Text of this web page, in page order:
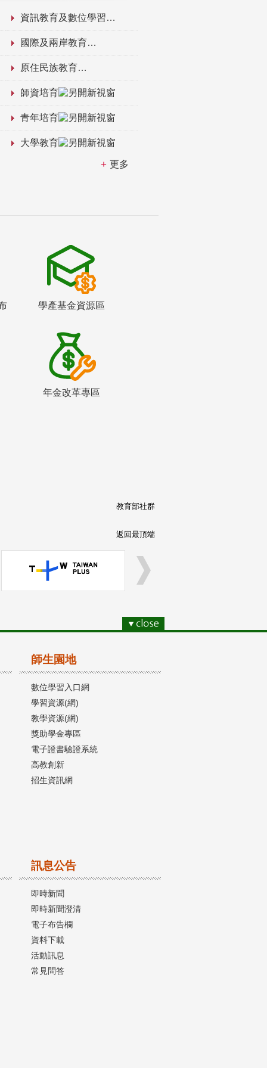
資訊教育及數位學習
國際及兩岸教育
原住民族教育
師資培育
青年培育
大學教育
更多
學產基金資源區
年金改革專區
教育部社群
返回最頂端
師生園地
數位學習入口網
學習資源(網)
教學資源(網)
獎助學金專區
電子證書驗證系統
高教創新
招生資訊網
訊息公告
即時新聞
即時新聞澄清
電子布告欄
資料下載
活動訊息
常見問答